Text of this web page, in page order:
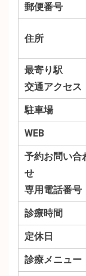
郵便番号
住所
最寄り駅
交通アクセス
駐車場
WEB
予約お問い合
せ
専用電話番号
診療時間
定休日
診療メニュー